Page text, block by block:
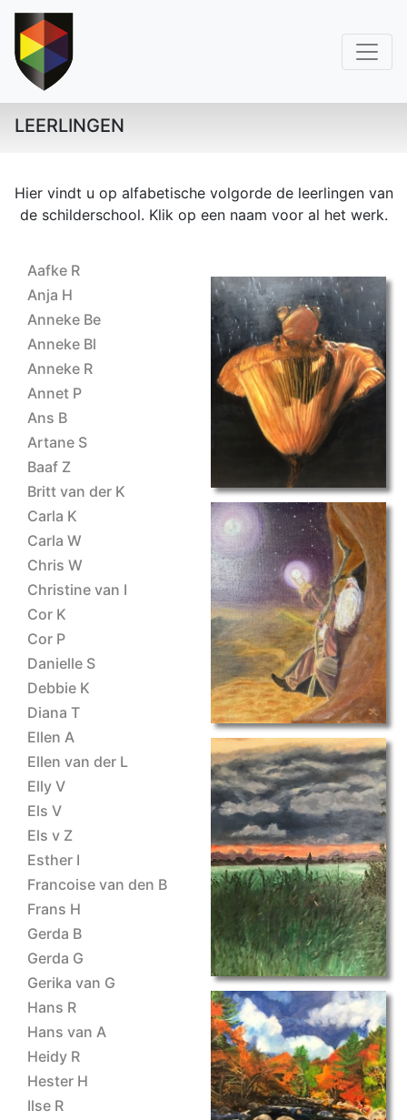
LEERLINGEN
Hier vindt u op alfabetische volgorde de leerlingen van
de schilderschool. Klik op een naam voor al het werk.
Aafke R
Anja H
Anneke Be
Anneke Bl
Anneke R
Annet P
Ans B
Artane S
Baaf Z
Britt van der K
Carla K
Carla W
Chris W
Christine van I
Cor K
Cor P
Danielle S
Debbie K
Diana T
Ellen A
Ellen van der L
Elly V
Els V
Els v Z
Esther I
Francoise van den B
Frans H
Gerda B
Gerda G
Gerika van G
Hans R
Hans van A
Heidy R
Hester H
Ilse R
ET 2024 Ilse
Ilse-R
landschap II
main